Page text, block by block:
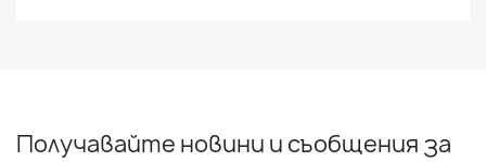
Получавайте новини и съобщения за